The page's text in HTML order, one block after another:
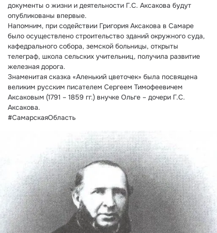
документы о жизни и деятельности Г.С. Аксакова будут
опубликованы впервые.
Напомним, при содействии Григория Аксакова в Самаре
было осуществлено строительство зданий окружного суда,
кафедрального собора, земской больницы, открыты
телеграф, школа сельских учительниц, получила развитие
железная дорога.
Знаменитая сказка «Аленький цветочек» была посвящена
великим русским писателем Сергеем Тимофеевичем
Аксаковым (1791 – 1859 гг.) внучке Ольге – дочери Г.С.
Аксакова.
#СамарскаяОбласть